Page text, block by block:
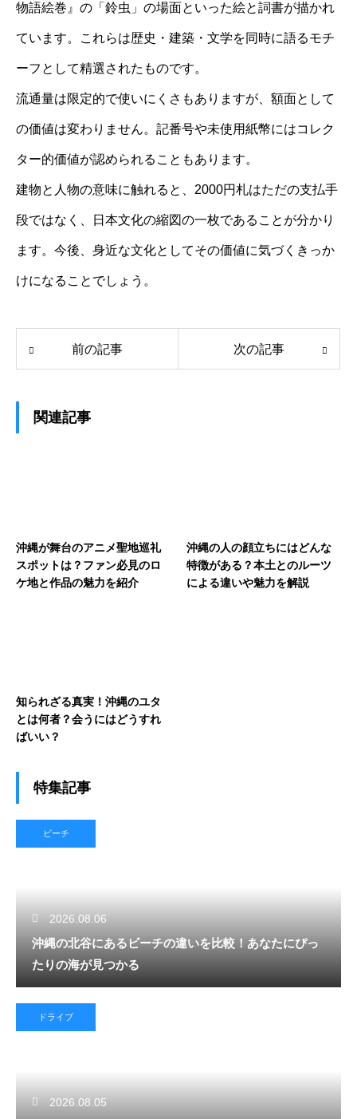
物語絵巻』の「鈴虫」の場面といった絵と詞書が描かれ
ています。これらは歴史・建築・文学を同時に語るモチ
ーフとして精選されたものです。
流通量は限定的で使いにくさもありますが、額面として
の価値は変わりません。記番号や未使用紙幣にはコレク
ター的価値が認められることもあります。
建物と人物の意味に触れると、2000円札はただの支払手
段ではなく、日本文化の縮図の一枚であることが分かり
ます。今後、身近な文化としてその価値に気づくきっか
けになることでしょう。
前の記事 次の記事
関連記事
沖縄が舞台のアニメ聖地巡礼
スポットは？ファン必見のロ
ケ地と作品の魅力を紹介
沖縄の人の顔立ちにはどんな
特徴がある？本土とのルーツ
による違いや魅力を解説
知られざる真実！沖縄のユタ
とは何者？会うにはどうすれ
ばいい？
特集記事
ビーチ
2026.08.06
沖縄の北谷にあるビーチの違いを比較！あなたにぴっ
たりの海が見つかる
ドライブ
2026.08.05